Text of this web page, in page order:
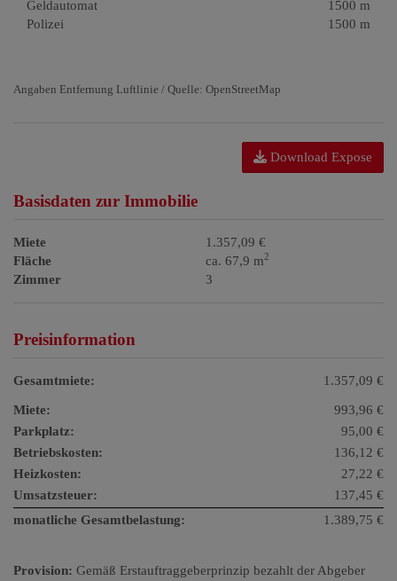
Geldautomat
1500 m
Polizei
1500 m
Angaben Entfernung Luftlinie / Quelle: OpenStreetMap
Download Expose
Basisdaten zur Immobilie
Miete
1.357,09 €
Fläche
ca. 67,9 m2
Zimmer 3
Preisinformation
Gesamtmiete: 1.357,09 €
Miete:
993,96 €
Parkplatz:
95,00 €
Betriebskosten:
136,12 €
Heizkosten:
27,22 €
Umsatzsteuer:
137,45 €
monatliche Gesamtbelastung:
1.389,75 €
Provision: Gemäß Erstauftraggeberprinzip bezahlt der Abgeber